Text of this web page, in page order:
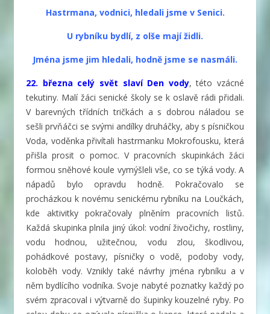
Hastrmana, vodnici, hledali jsme v Senici.
U rybníku bydlí, z olše mají židli.
Jména jsme jim hledali, hodně jsme se nasmáli.
22. března celý svět slaví Den vody, této vzácné
tekutiny. Malí žáci senické školy se k oslavě rádi přidali.
V barevných třídních tričkách a s dobrou náladou se
sešli prvňáčci se svými andílky druháčky, aby s písničkou
Voda, voděnka přivítali hastrmanku Mokrofousku, která
přišla prosit o pomoc. V pracovních skupinkách žáci
formou sněhové koule vymýšleli vše, co se týká vody. A
nápadů bylo opravdu hodně. Pokračovalo se
procházkou k novému senickému rybníku na Loučkách,
kde aktivitky pokračovaly plněním pracovních listů.
Každá skupinka plnila jiný úkol: vodní živočichy, rostliny,
vodu hodnou, užitečnou, vodu zlou, škodlivou,
pohádkové postavy, písničky o vodě, podoby vody,
koloběh vody. Vznikly také návrhy jména rybníku a v
něm bydlícího vodníka. Svoje nabyté poznatky každý po
svém zpracoval i výtvarně do šupinky kouzelné ryby. Po